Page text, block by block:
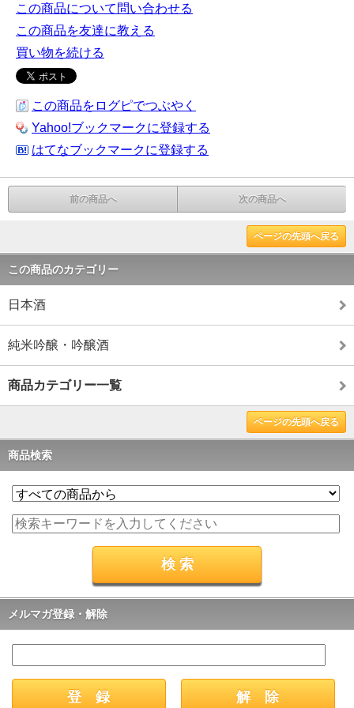
この商品について問い合わせる
この商品を友達に教える
買い物を続ける
この商品をログピでつぶやく
Yahoo!ブックマークに登録する
はてなブックマークに登録する
前の商品へ 次の商品へ
ページの先頭へ戻る
この商品のカテゴリー
日本酒
純米吟醸・吟醸酒
商品カテゴリー一覧
ページの先頭へ戻る
商品検索
メルマガ登録・解除